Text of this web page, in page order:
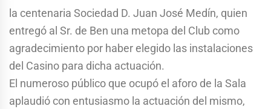
la centenaria Sociedad D. Juan José Medín, quien
entregó al Sr. de Ben una metopa del Club como
agradecimiento por haber elegido las instalaciones
del Casino para dicha actuación.
El numeroso público que ocupó el aforo de la Sala
aplaudió con entusiasmo la actuación del mismo,